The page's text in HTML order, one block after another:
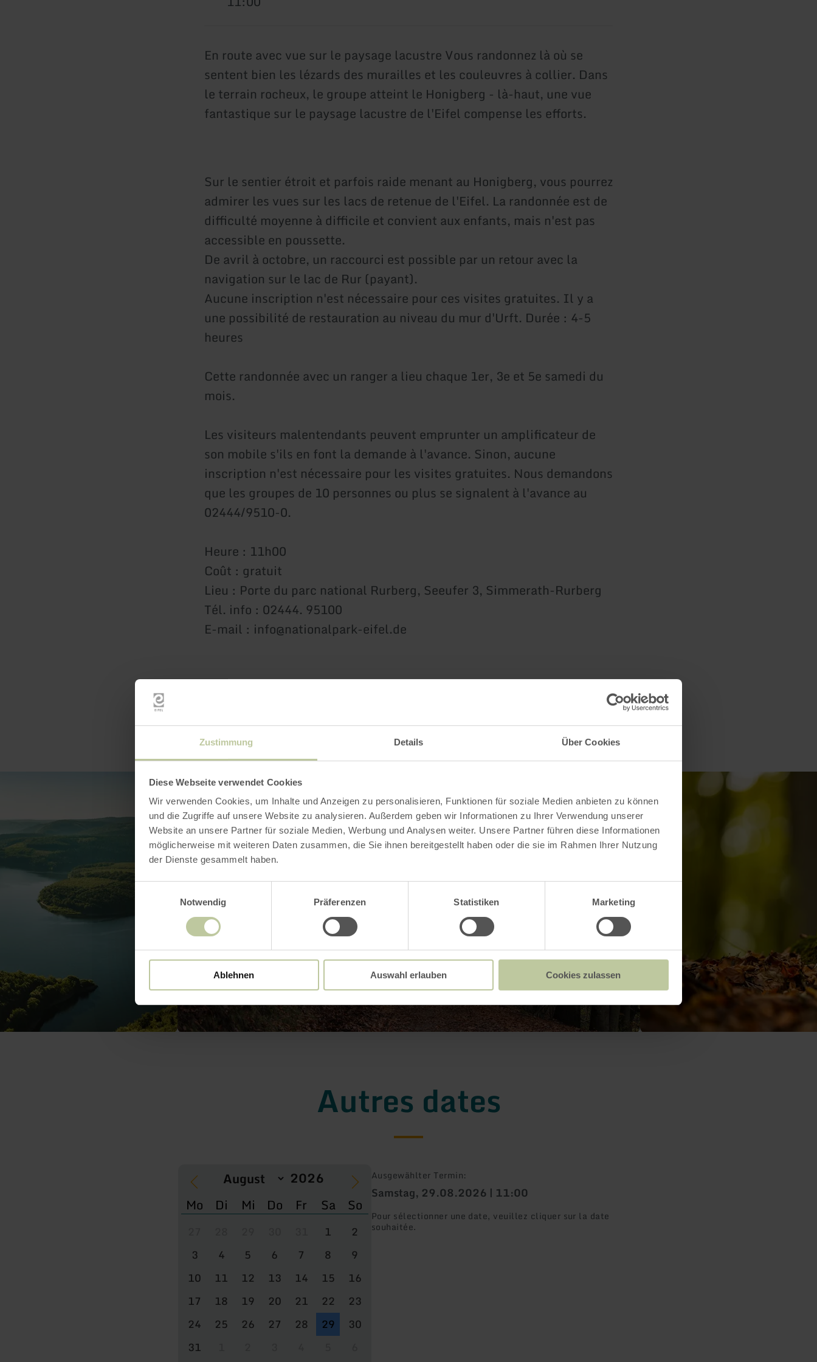
Zustimmung Details Über Cookies
Diese Webseite verwendet Cookies
Wir verwenden Cookies, um Inhalte und Anzeigen zu personalisieren, Funktionen für soziale Medien anbieten zu können
und die Zugriffe auf unsere Website zu analysieren. Außerdem geben wir Informationen zu Ihrer Verwendung unserer
Website an unsere Partner für soziale Medien, Werbung und Analysen weiter. Unsere Partner führen diese Informationen
möglicherweise mit weiteren Daten zusammen, die Sie ihnen bereitgestellt haben oder die sie im Rahmen Ihrer Nutzung
der Dienste gesammelt haben.
Notwendig
Präferenzen Statistiken Marketing
Ablehnen Auswahl erlauben Cookies zulassen
En route avec vue sur le paysage lacustre Vous randonnez là où se
sentent bien les lézards des murailles et les couleuvres à collier. Dans
le terrain rocheux, le groupe atteint le Honigberg - là-haut, une vue
fantastique sur le paysage lacustre de l'Eifel compense les efforts.
Sur le sentier étroit et parfois raide menant au Honigberg, vous pourrez
admirer les vues sur les lacs de retenue de l'Eifel. La randonnée est de
difficulté moyenne à difficile et convient aux enfants, mais n'est pas
accessible en poussette.
De avril à octobre, un raccourci est possible par un retour avec la
navigation sur le lac de Rur (payant).
Aucune inscription n'est nécessaire pour ces visites gratuites. Il y a
une possibilité de restauration au niveau du mur d'Urft. Durée : 4-5
heures
Cette randonnée avec un ranger a lieu chaque 1er, 3e et 5e samedi du
mois.
Les visiteurs malentendants peuvent emprunter un amplificateur de
son mobile s'ils en font la demande à l'avance. Sinon, aucune
inscription n'est nécessaire pour les visites gratuites. Nous demandons
que les groupes de 10 personnes ou plus se signalent à l'avance au
02444/9510-0.
Heure : 11h00
Coût : gratuit
Lieu : Porte du parc national Rurberg, Seeufer 3, Simmerath-Rurberg
Tél. info : 02444. 95100
E-mail : info@nationalpark-eifel.de
Autres dates
Mo Di Mi Do Fr Sa So
1
2
3
4 5 6 7 8
9
10
11 12 13 14 15
16
17
18 19 20 21 22
23
24
25 26 27 28 29
30
31
Ausgewählter Termin:
Samstag, 29.08.2026 | 11:00
Pour sélectionner une date, veuillez cliquer sur la date
souhaitée.